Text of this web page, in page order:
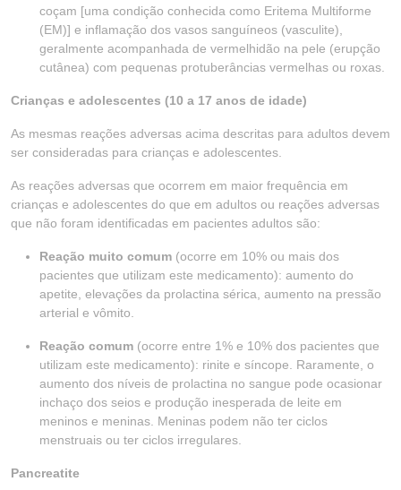
coçam [uma condição conhecida como Eritema Multiforme
(EM)] e inflamação dos vasos sanguíneos (vasculite),
geralmente acompanhada de vermelhidão na pele (erupção
cutânea) com pequenas protuberâncias vermelhas ou roxas.
Crianças e adolescentes (10 a 17 anos de idade)
As mesmas reações adversas acima descritas para adultos devem
ser consideradas para crianças e adolescentes.
As reações adversas que ocorrem em maior frequência em
crianças e adolescentes do que em adultos ou reações adversas
que não foram identificadas em pacientes adultos são:
Reação muito comum (ocorre em 10% ou mais dos
pacientes que utilizam este medicamento): aumento do
apetite, elevações da prolactina sérica, aumento na pressão
arterial e vômito.
Reação comum (ocorre entre 1% e 10% dos pacientes que
utilizam este medicamento): rinite e síncope. Raramente, o
aumento dos níveis de prolactina no sangue pode ocasionar
inchaço dos seios e produção inesperada de leite em
meninos e meninas. Meninas podem não ter ciclos
menstruais ou ter ciclos irregulares.
Pancreatite